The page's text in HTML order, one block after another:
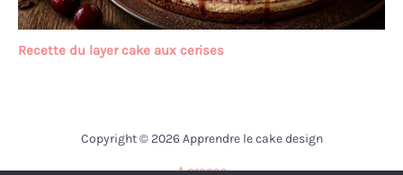
Recette du layer cake aux cerises
Copyright © 2026 Apprendre le cake design
A propos